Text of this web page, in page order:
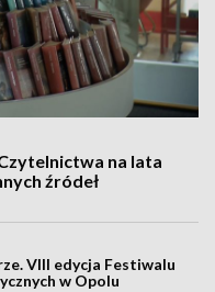
na lata
źródeł
VIII edycja Festiwalu
w Opolu